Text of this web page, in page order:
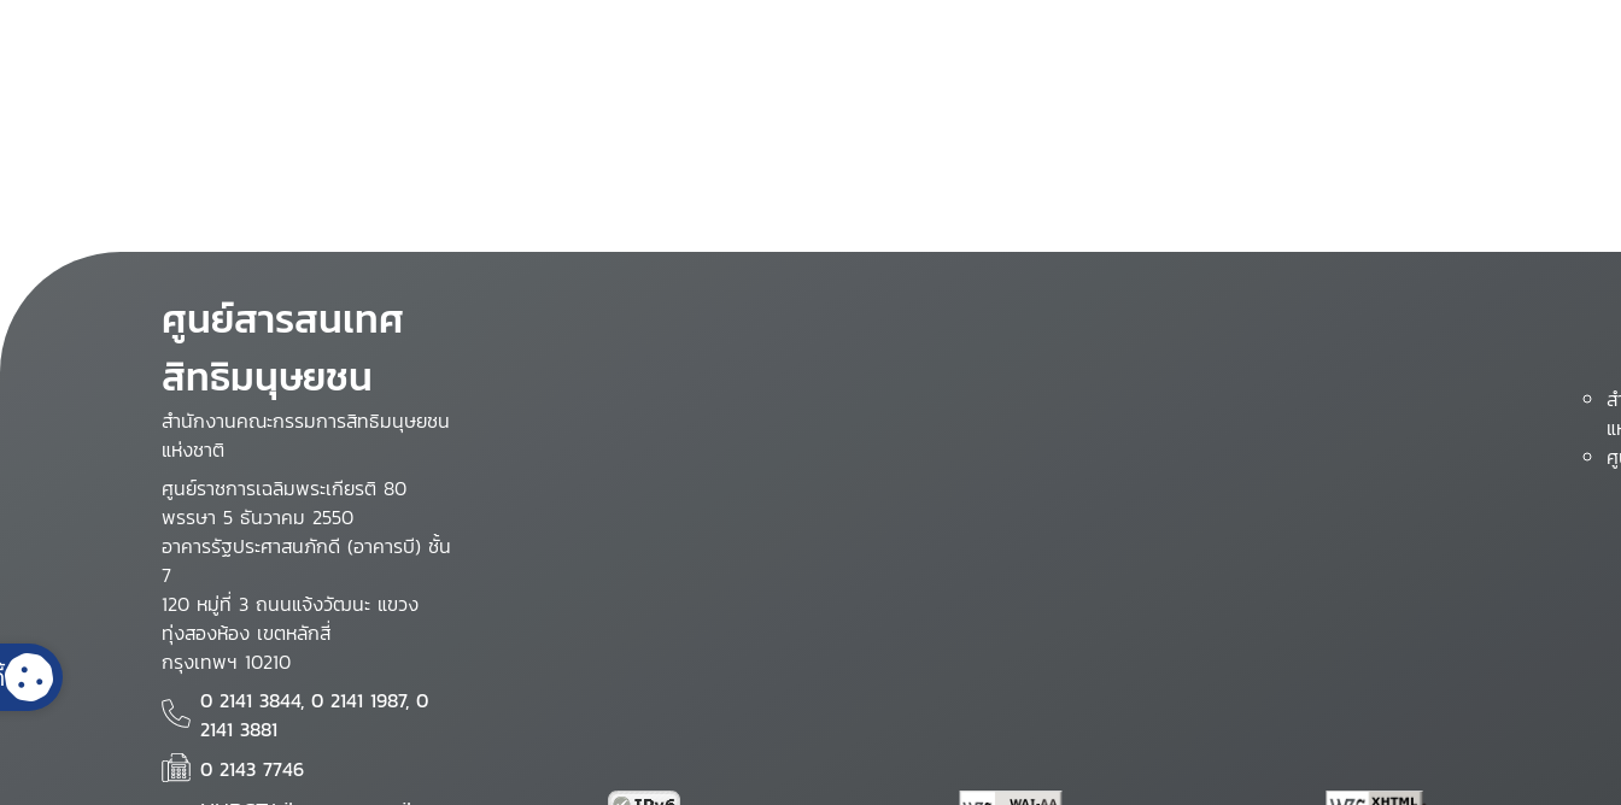
ศูนย์สารสนเทศ
สิทธิมนุษยชน
สำนักงานคณะกรรมการสิทธิมนุษยชน
แห่งชาติ
ศูนย์ราชการเฉลิมพระเกียรติ 80
พรรษา 5 ธันวาคม 2550
อาคารรัฐประศาสนภักดี (อาคารบี) ชั้น
7
120 หมู่ที่ 3 ถนนแจ้งวัฒนะ แขวง
ทุ่งสองห้อง เขตหลักสี่
กรุงเทพฯ 10210
0 2141 3844, 0 2141 1987, 0
2141 3881
0 2143 7746